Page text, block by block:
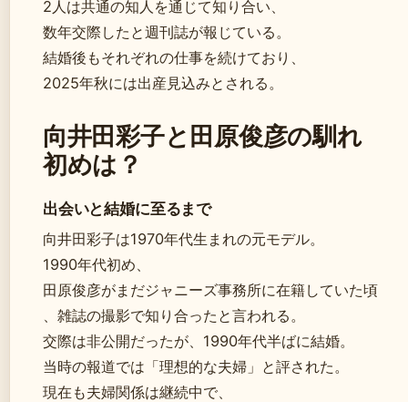
2人は共通の知人を通じて知り合い、
数年交際したと週刊誌が報じている。
結婚後もそれぞれの仕事を続けており、
2025年秋には出産見込みとされる。
向井田彩子と田原俊彦の馴れ
初めは？
出会いと結婚に至るまで
向井田彩子は1970年代生まれの元モデル。
1990年代初め、
田原俊彦がまだジャニーズ事務所に在籍していた頃
、雑誌の撮影で知り合ったと言われる。
交際は非公開だったが、1990年代半ばに結婚。
当時の報道では「理想的な夫婦」と評された。
現在も夫婦関係は継続中で、